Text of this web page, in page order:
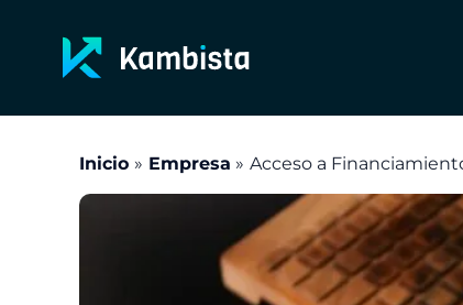
contenido
Inicio Empresa Acceso a